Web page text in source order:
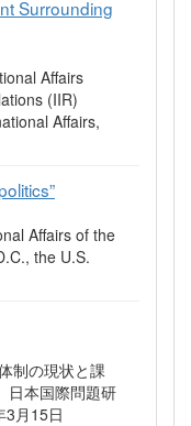
Surrounding
Affairs
(IIR)
Affairs,
Affairs of the
the U.S.
制の現状と課
日本国際問題研
3月15日